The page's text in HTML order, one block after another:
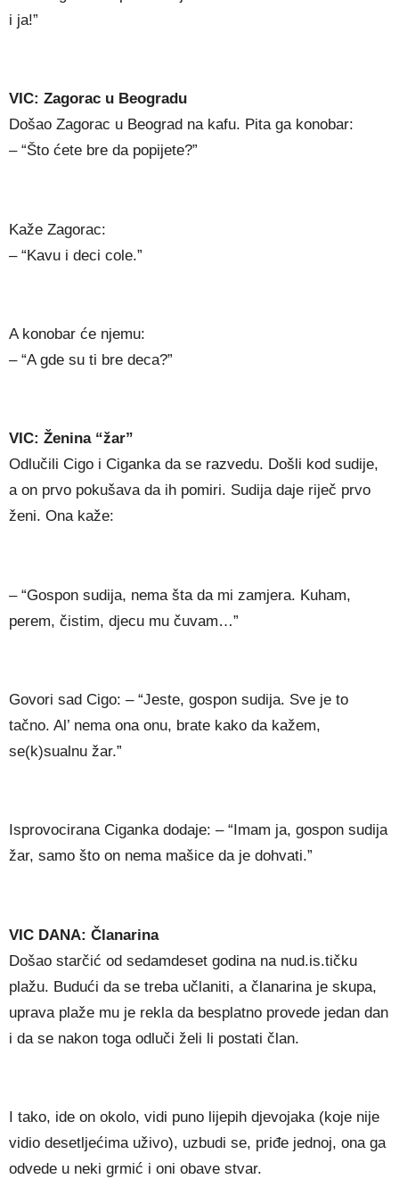
i ja!”
VIC: Zagorac u Beogradu
Došao Zagorac u Beograd na kafu. Pita ga konobar:
– “Što ćete bre da popijete?”
Kaže Zagorac:
– “Kavu i deci cole.”
A konobar će njemu:
– “A gde su ti bre deca?”
VIC: Ženina “žar”
Odlučili Cigo i Ciganka da se razvedu. Došli kod sudije,
a on prvo pokušava da ih pomiri. Sudija daje riječ prvo
ženi. Ona kaže:
– “Gospon sudija, nema šta da mi zamjera. Kuham,
perem, čistim, djecu mu čuvam…”
Govori sad Cigo: – “Jeste, gospon sudija. Sve je to
tačno. Al’ nema ona onu, brate kako da kažem,
se(k)sualnu žar.”
Isprovocirana Ciganka dodaje: – “Imam ja, gospon sudija
žar, samo što on nema mašice da je dohvati.”
VIC DANA: Članarina
Došao starčić od sedamdeset godina na nud.is.tičku
plažu. Budući da se treba učlaniti, a članarina je skupa,
uprava plaže mu je rekla da besplatno provede jedan dan
i da se nakon toga odluči želi li postati član.
I tako, ide on okolo, vidi puno lijepih djevojaka (koje nije
vidio desetljećima uživo), uzbudi se, priđe jednoj, ona ga
odvede u neki grmić i oni obave stvar.